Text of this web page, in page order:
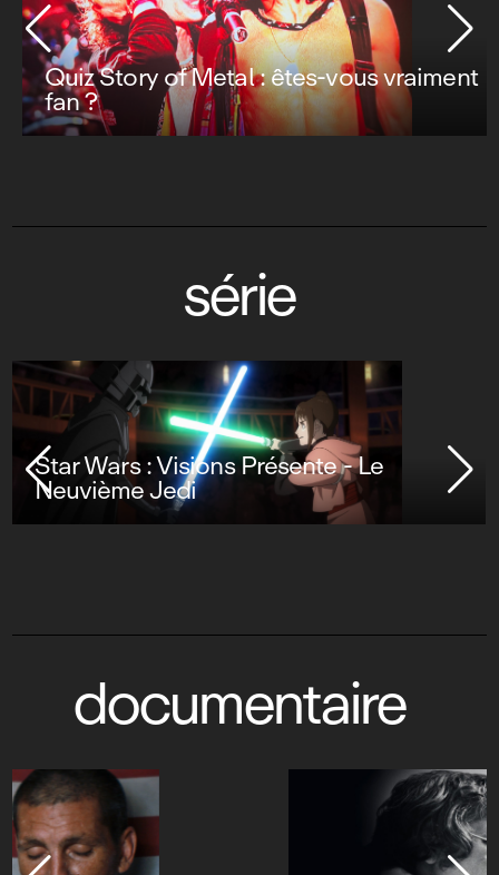
Quiz Story of Metal : êtes-vous vraiment
fan ?
série
Star Wars : Visions Présente - Le
Neuvième Jedi
documentaire